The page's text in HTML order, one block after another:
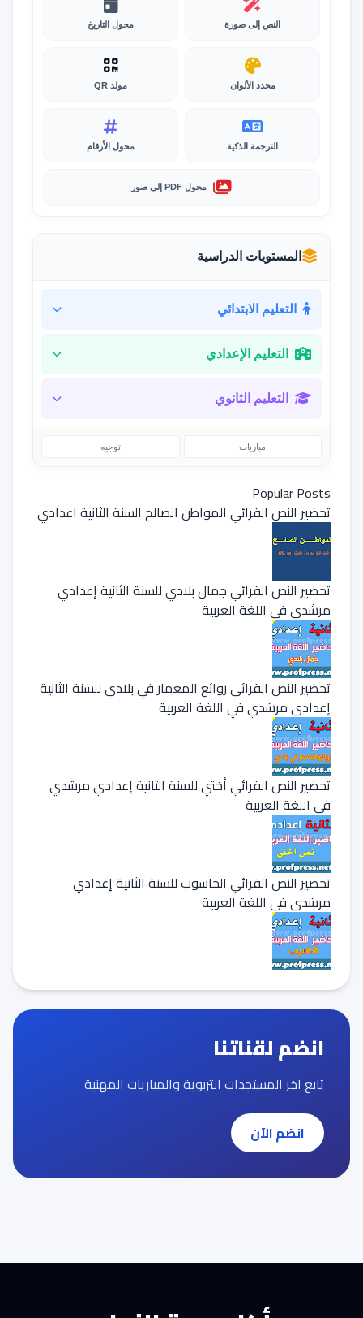
النص إلى صورة محول التاريخ
محدد الألوان مولد QR
الترجمة الذكية محول الأرقام
محول PDF إلى صور
المستويات الدراسية
التعليم الابتدائي
التعليم الإعدادي
التعليم الثانوي
مباريات توجيه
Popular Posts
تحضير النص القرائي المواطن الصالح السنة الثانية اعدادي
تحضير النص القرائي جمال بلادي للسنة الثانية إعدادي
مرشدي في اللغة العربية
تحضير النص القرائي روائع المعمار في بلادي للسنة الثانية
إعدادي مرشدي في اللغة العربية
تحضير النص القرائي أختي للسنة الثانية إعدادي مرشدي
في اللغة العربية
تحضير النص القرائي الحاسوب للسنة الثانية إعدادي
مرشدي في اللغة العربية
انضم لقناتنا
تابع آخر المستجدات التربوية والمباريات المهنية
انضم الآن